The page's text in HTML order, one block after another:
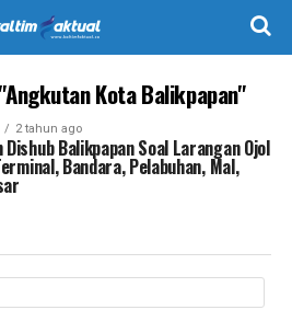
Kota Balikpapan"
2 tahun ago
Dishub Balikpapan Soal Larangan Ojol
Bandara, Pelabuhan, Mal,